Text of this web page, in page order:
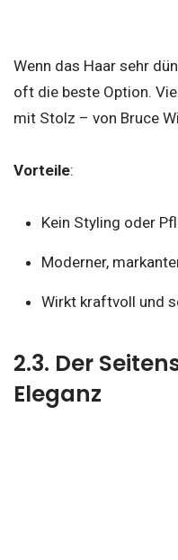
Wenn das Haar sehr
oft die beste Option.
mit Stolz – von Bruce
Vorteile:
Kein Styling oder
Moderner,
Wirkt kraftvoll und
2.3. Der
Eleganz